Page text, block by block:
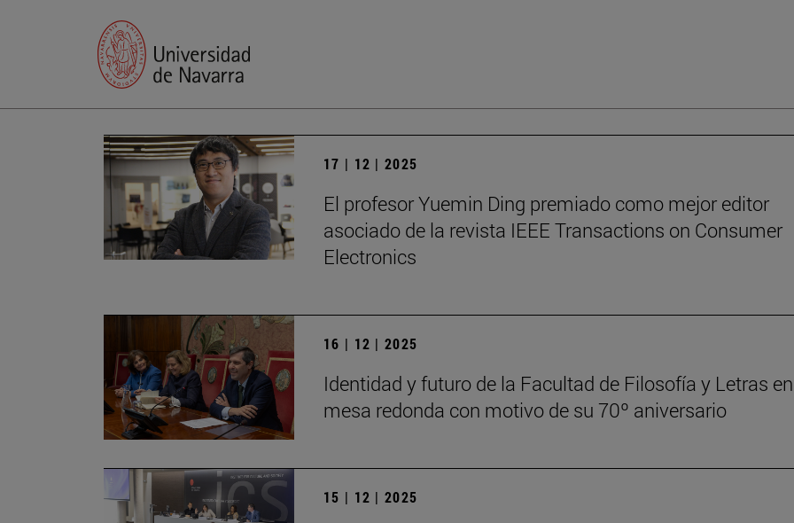
17 | 12 | 2025
El profesor Yuemin Ding premiado como mejor editor
asociado de la revista IEEE Transactions on Consumer
Electronics
16 | 12 | 2025
Identidad y futuro de la Facultad de Filosofía y Letras
mesa redonda con motivo de su 70º aniversario
15 | 12 | 2025